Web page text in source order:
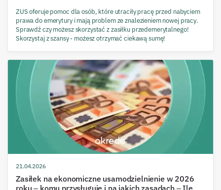
ZUS oferuje pomoc dla osób, które utraciły pracę przed nabyciem
prawa do emerytury i mają problem ze znalezieniem nowej pracy.
Sprawdź czy możesz skorzystać z zasiłku przedemerytalnego!
Skorzystaj z szansy - możesz otrzymać ciekawą sumę!
21.04.2026
Zasiłek na ekonomiczne usamodzielnienie w 2026